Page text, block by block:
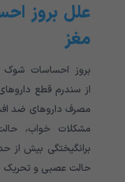
علل بروز
مغز
از سندرم قطع
مصرف داروهای ضد
مشکلات خواب،
برانگیختگی بیش از
حالت عصبی و تحریک